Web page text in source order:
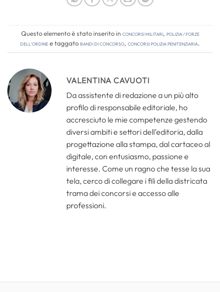
Questo elemento è stato inserito inConcorsi Militari, Polizia / Forze
dell'Ordinee taggatobandi di concorso, concorsi polizia penitenziaria.
VALENTINA CAVUOTI
Da assistente di redazione a un più alto
profilo di responsabile editoriale, ho
accresciuto le mie competenze gestendo
diversi ambiti e settori dell’editoria, dalla
progettazione alla stampa, dal cartaceo al
digitale, con entusiasmo, passione e
interesse. Come un ragno che tesse la sua
tela, cerco di collegare i fili della districata
trama dei concorsi e accesso alle
professioni.